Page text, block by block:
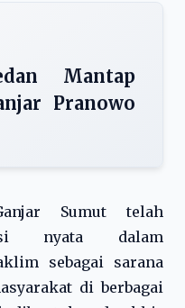
Mantap
Pranowo
Sumut telah
nyata dalam
sebagai sarana
di berbagai